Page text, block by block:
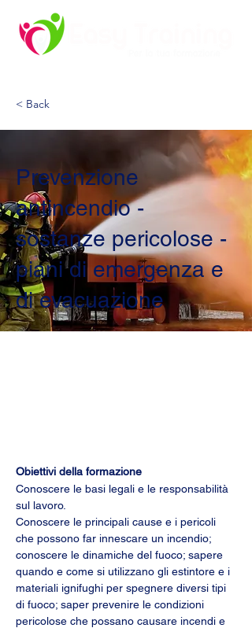
< Back
Prevenzione
antincendio -
sostanze pericolose -
piani di emergenza e
di evacuazione
Obiettivi della formazione
Conoscere le basi legali e le responsabilità
sul lavoro.
Conoscere le principali cause e i pericoli
che possono far innescare un incendio;
conoscere le dinamiche del fuoco; sapere
quando e come si utilizzano gli estintore e i
materiali ignifughi per spegnere diversi tipi
di fuoco; saper prevenire le condizioni
pericolose che possano causare incendi e